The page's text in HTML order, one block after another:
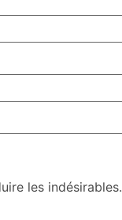
les indésirables.